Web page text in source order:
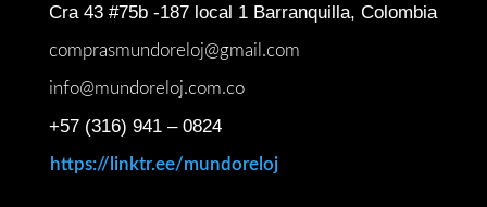
Cra 43 #75b -187 local 1 Barranquilla, Colombia
comprasmundoreloj@gmail.com
info@mundoreloj.com.co
+57 (316) 941 – 0824
https://linktr.ee/mundoreloj